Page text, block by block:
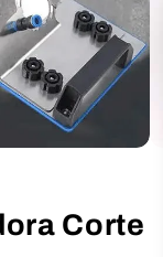
Corte